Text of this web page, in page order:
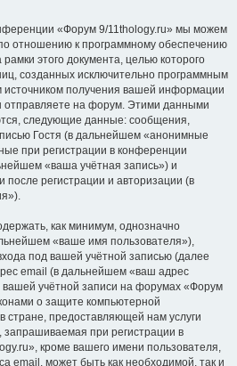
«Форум 9/11thology.ru» мы можем
отношению к программному обеспечению
этого документа, целью которого
созданных исключительно программным
получения вашей информации
отправляете на форум. Этими данными
следующие данные: сообщения,
Гостя (в дальнейшем «анонимные
при регистрации в конференции
«ваша учётная запись») и
регистрации и авторизации (в
как минимум, однозначно
«ваше имя пользователя»),
под вашей учётной записью (далее
email (в дальнейшем «ваш адрес
учётной записи на форумах «Форум
о защите компьютерной
предоставляющей нам услуги
при регистрации в
кроме вашего имени пользователя,
email, может быть как необходимой, так и